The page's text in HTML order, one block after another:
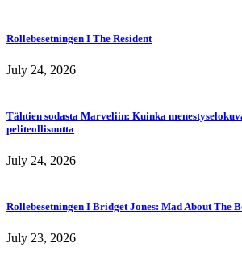
Rollebesetningen I The Resident
July 24, 2026
Tähtien sodasta Marveliin: Kuinka
peliteollisuutta
July 24, 2026
Rollebesetningen I Bridget Jones: Mad About The
July 23, 2026